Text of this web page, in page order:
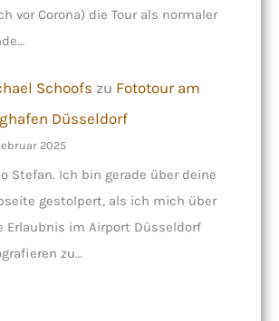
vor Corona) die Tour als normaler
Schoofs zu Fototour am
Düsseldorf
2025
Stefan. Ich bin gerade über deine
gestolpert, als ich mich über
Erlaubnis im Airport Düsseldorf
zu…